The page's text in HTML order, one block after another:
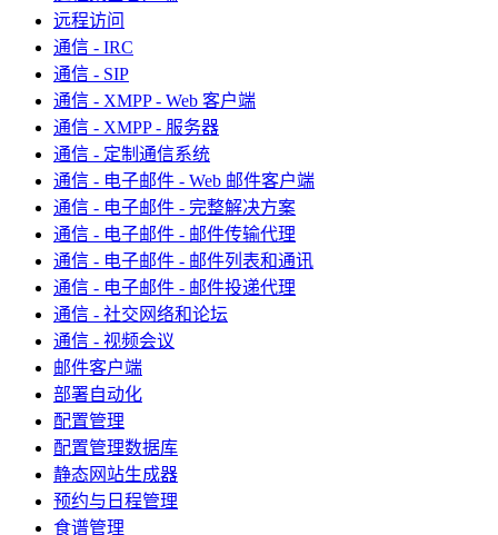
远程访问
通信 - IRC
通信 - SIP
通信 - XMPP - Web 客户端
通信 - XMPP - 服务器
通信 - 定制通信系统
通信 - 电子邮件 - Web 邮件客户端
通信 - 电子邮件 - 完整解决方案
通信 - 电子邮件 - 邮件传输代理
通信 - 电子邮件 - 邮件列表和通讯
通信 - 电子邮件 - 邮件投递代理
通信 - 社交网络和论坛
通信 - 视频会议
邮件客户端
部署自动化
配置管理
配置管理数据库
静态网站生成器
预约与日程管理
食谱管理